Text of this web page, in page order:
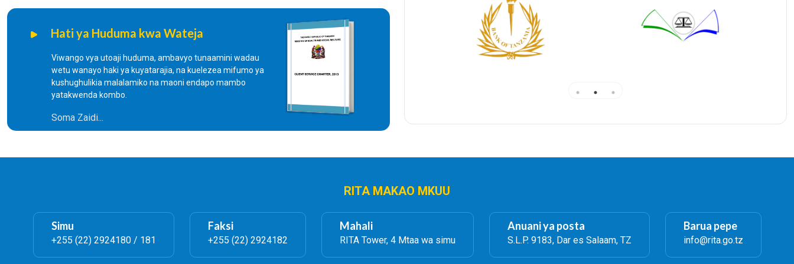
Hati ya Huduma kwa Wateja
Viwango vya utoaji huduma, ambavyo tunaamini wadau
wetu wanayo haki ya kuyatarajia, na kuelezea mifumo ya
kushughulikia malalamiko na maoni endapo mambo
yatakwenda kombo.
Soma Zaidi...
RITA MAKAO MKUU
Simu
+255 (22) 2924180 / 181
Faksi
+255 (22) 2924182
Mahali
RITA Tower, 4 Mtaa wa simu
Anuani ya posta
S.L.P. 9183, Dar es Salaam, TZ
Barua pepe
info@rita.go.tz